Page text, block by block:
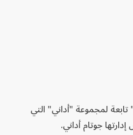
تابعة لمجموعة "أداني" التي
جوتام أداني.